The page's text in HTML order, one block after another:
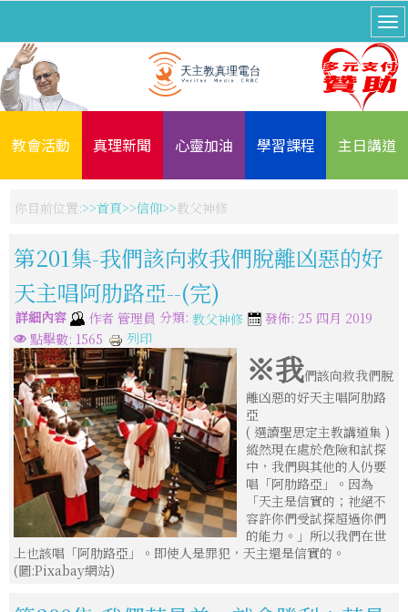
教會活動 真理新聞 心靈加油 學習課程 主日講道
你目前位置: 首頁 信仰 教父神修
第201集-我們該向救我們脫離凶惡的好
天主唱阿肋路亞--(完)
詳細內容 作者 管理員 分類: 教父神修
發佈: 25 四月 2019
點擊數: 1565
列印
※我們該向救我們脫
離凶惡的好天主唱阿肋路
亞
( 選讀聖思定主教講道集 )
縱然現在處於危險和試探
中，我們與其他的人仍要
唱「阿肋路亞」。因為
「天主是信實的；祂絕不
容許你們受試探超過你們
的能力。」所以我們在世
上也該唱「阿肋路亞」。即使人是罪犯，天主還是信實的。
(圖:Pixabay網站)